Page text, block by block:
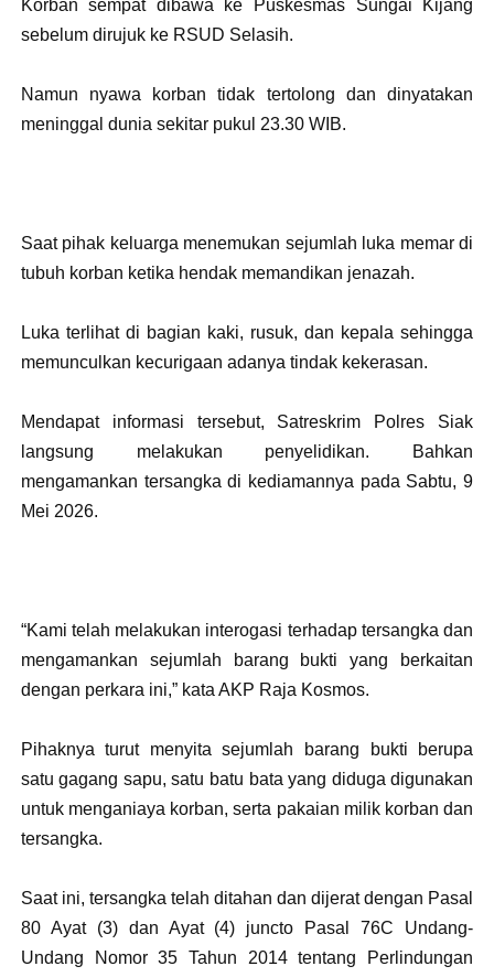
Korban sempat dibawa ke Puskesmas Sungai Kijang
sebelum dirujuk ke RSUD Selasih.
Namun nyawa korban tidak tertolong dan dinyatakan
meninggal dunia sekitar pukul 23.30 WIB.
Saat pihak keluarga menemukan sejumlah luka memar di
tubuh korban ketika hendak memandikan jenazah.
Luka terlihat di bagian kaki, rusuk, dan kepala sehingga
memunculkan kecurigaan adanya tindak kekerasan.
Mendapat informasi tersebut, Satreskrim Polres Siak
langsung melakukan penyelidikan. Bahkan
mengamankan tersangka di kediamannya pada Sabtu, 9
Mei 2026.
“Kami telah melakukan interogasi terhadap tersangka dan
mengamankan sejumlah barang bukti yang berkaitan
dengan perkara ini,” kata AKP Raja Kosmos.
Pihaknya turut menyita sejumlah barang bukti berupa
satu gagang sapu, satu batu bata yang diduga digunakan
untuk menganiaya korban, serta pakaian milik korban dan
tersangka.
Saat ini, tersangka telah ditahan dan dijerat dengan Pasal
80 Ayat (3) dan Ayat (4) juncto Pasal 76C Undang-
Undang Nomor 35 Tahun 2014 tentang Perlindungan